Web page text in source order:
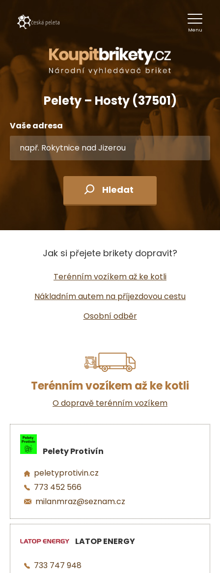
Menu
Pelety – Hosty (37501)
Vaše adresa
Hledat
Jak si přejete brikety dopravit?
Terénním vozíkem až ke kotli
Nákladním autem na příjezdovou cestu
Osobní odběr
Terénním vozíkem až ke kotli
O dopravě terénním vozíkem
Pelety Protivín
peletyprotivin.cz
773 452 566
milanmraz@seznam.cz
LATOP ENERGY
733 747 948